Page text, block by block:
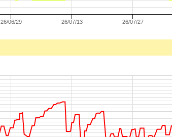
26/06/29 26/07/13 26/07/27